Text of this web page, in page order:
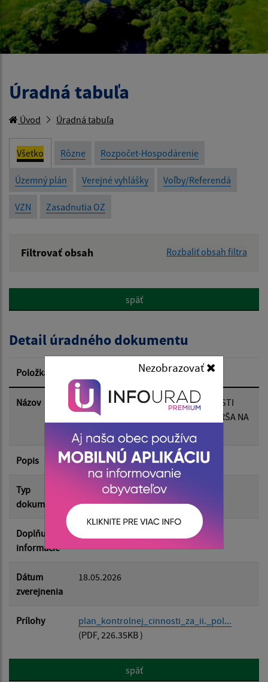
Úradná tabuľa
Úvod Úradná tabuľa
Všetko Rôzne Rozpočet-Hospodárenie
Územný plán Verejné vyhlášky Voľby/Referendá
VZN Zasadnutia OZ
Filtrovať obsah Rozbaliť obsah filtra
Popis:
Dátum zverejnenia od:
Dátum zverejnenia do:
Filtrovať Reset
späť
Detail úradného dokumentu
Položka
Názov
NÁVRH PLÁNU KONTROLNEJ ČINNOSTI
HLAVNÉHO KONTROLÓRA OBCE BORŠA NA
II. POLROK 2026
Popis
Typ
dokumentu
Rôzne
Doplňujúce
informácie
Dátum
zverejnenia
18.05.2026
Prílohy
plan_kontrolnej_cinnosti_za_ii._pol...
(PDF, 226.35KB )
späť
Nezobrazovať